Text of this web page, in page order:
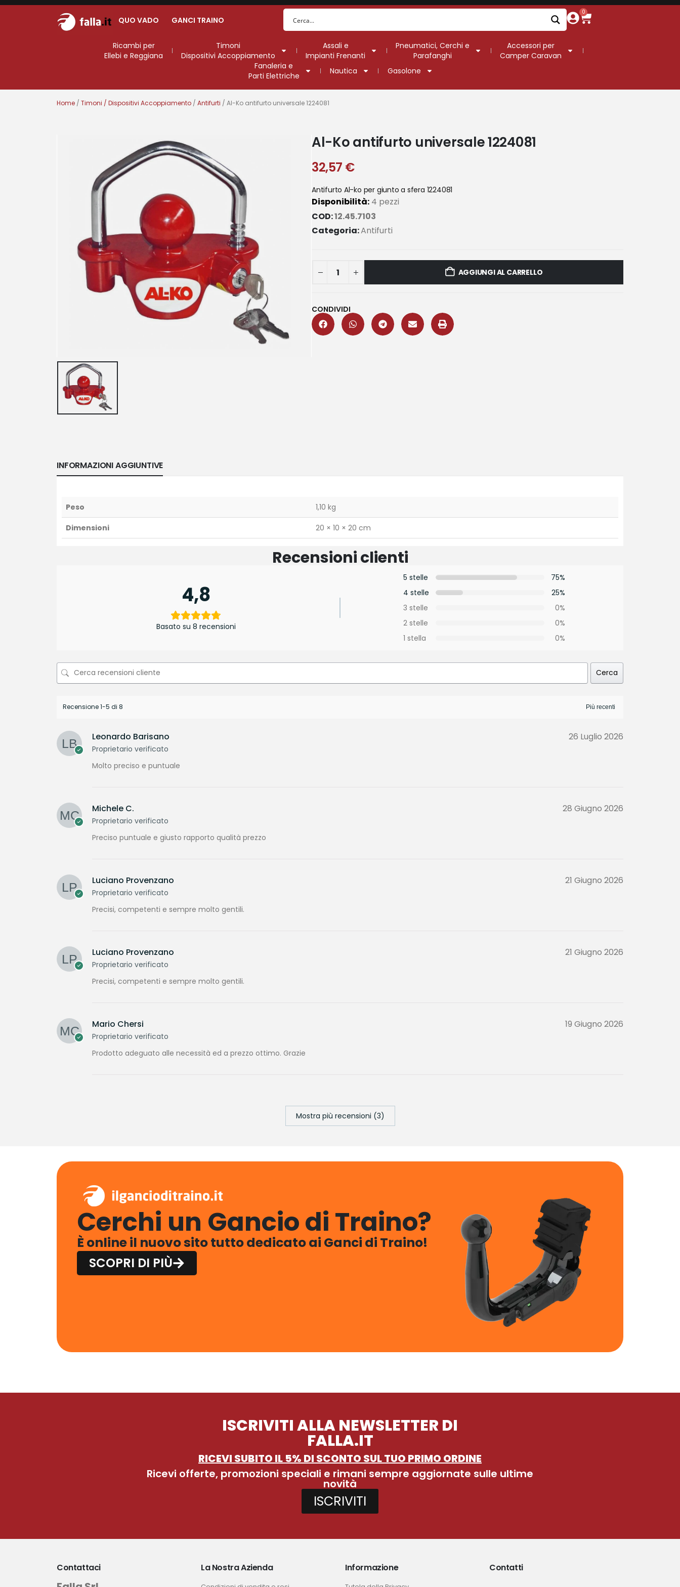
QUO VADO GANCI TRAINO
0
Ricambi per
Ellebi e Reggiana
Timoni
Dispositivi Accoppiamento
Assali e
Impianti Frenanti
Pneumatici, Cerchi e
Parafanghi
Accessori per
Camper Caravan
Fanaleria e
Parti Elettriche
Nautica Gasolone
Home / Timoni / Dispositivi Accoppiamento / Antifurti / Al-Ko antifurto universale 1224081
Al-Ko antifurto universale 1224081
32,57 €
Antifurto Al-ko per giunto a sfera 1224081
Disponibilità: 4 pezzi
COD:12.45.7103
Categoria:Antifurti
AGGIUNGI AL CARRELLO
CONDIVIDI
INFORMAZIONI AGGIUNTIVE
Peso 1,10 kg
Dimensioni 20 × 10 × 20 cm
Recensioni clienti
4,8
Basato su 8 recensioni
5 stelle
75%
4 stelle
25%
3 stelle
0%
2 stelle
0%
1 stella
0%
Cerca
Recensione 1-5 di 8
Leonardo Barisano
Proprietario verificato
26 Luglio 2026
Molto preciso e puntuale
Michele C.
Proprietario verificato
28 Giugno 2026
Preciso puntuale e giusto rapporto qualità prezzo
Luciano Provenzano
Proprietario verificato
21 Giugno 2026
Precisi, competenti e sempre molto gentili.
Luciano Provenzano
Proprietario verificato
21 Giugno 2026
Precisi, competenti e sempre molto gentili.
Mario Chersi
Proprietario verificato
19 Giugno 2026
Prodotto adeguato alle necessità ed a prezzo ottimo. Grazie
Mostra più recensioni (3)
Cerchi un Gancio di Traino?
È online il nuovo sito tutto dedicato ai Ganci di Traino!
SCOPRI DI PIÙ
ISCRIVITI ALLA NEWSLETTER DI
FALLA.IT
RICEVI SUBITO IL 5% DI SCONTO SUL TUO PRIMO ORDINE
Ricevi offerte, promozioni speciali e rimani sempre aggiornate sulle ultime
novità
ISCRIVITI
Contattaci La Nostra Azienda Informazione Contatti